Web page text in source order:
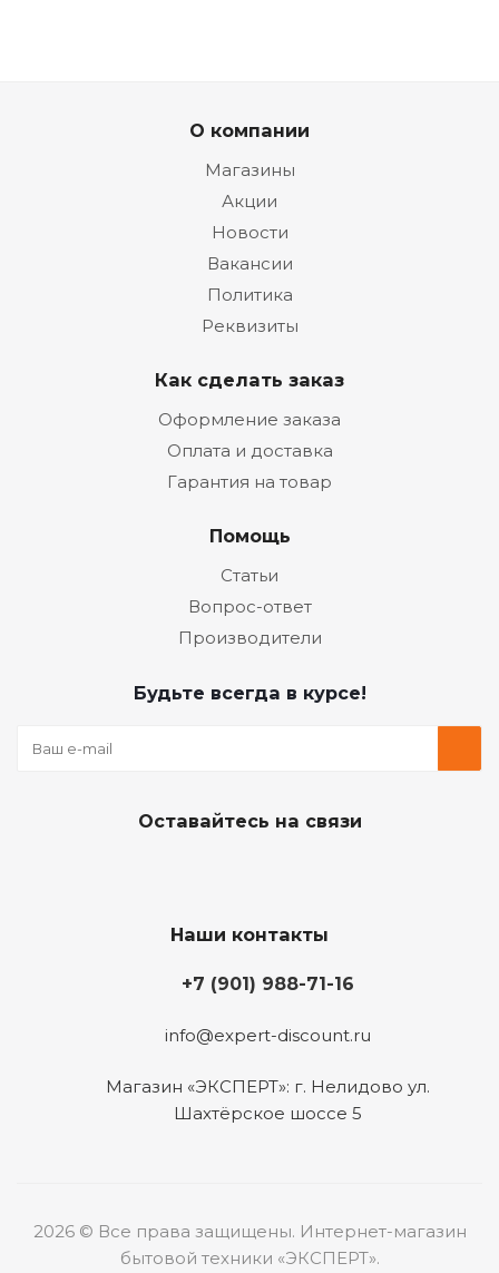
О компании
Магазины
Акции
Новости
Вакансии
Политика
Реквизиты
Как сделать заказ
Оформление заказа
Оплата и доставка
Гарантия на товар
Помощь
Статьи
Вопрос-ответ
Производители
Будьте всегда в курсе!
Оставайтесь на связи
Наши контакты
+7 (901) 988-71-16
info@expert-discount.ru
Магазин «ЭКСПЕРТ»: г. Нелидово ул.
Шахтёрское шоссе 5
2026 © Все права защищены. Интернет-магазин
бытовой техники «ЭКСПЕРТ».